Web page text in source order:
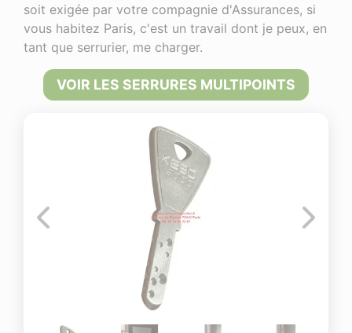
soit exigée par votre compagnie d'Assurances, si
vous habitez Paris, c'est un travail dont je peux, en
tant que serrurier, me charger.
VOIR LES SERRURES MULTIPOINTS